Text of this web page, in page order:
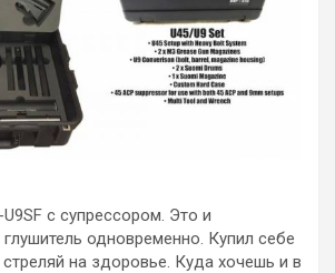
с супрессором. Это и
глушитель одновременно. Купил себе
на здоровье. Куда хочешь и в